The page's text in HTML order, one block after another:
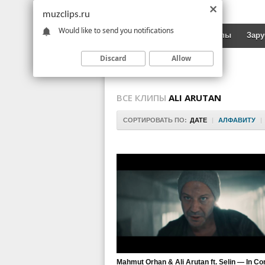
Новинки Русские клипы
ВСЕ КЛИПЫ ALI ARUTAN
СОРТИРОВАТЬ ПО: ДАТЕ | АЛФАВИТУ |
Mahmut Orhan & Ali Arutan ft. Selin — In
muzclips.ru
Would like to send you notifications
Discard Allow